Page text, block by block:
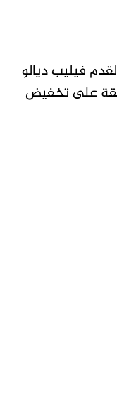
فيليب ديالو
على تخفيض